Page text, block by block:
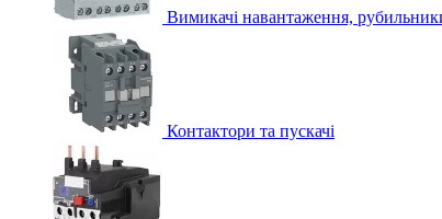
Вимикачі навантаження,
Контактори та пускачі